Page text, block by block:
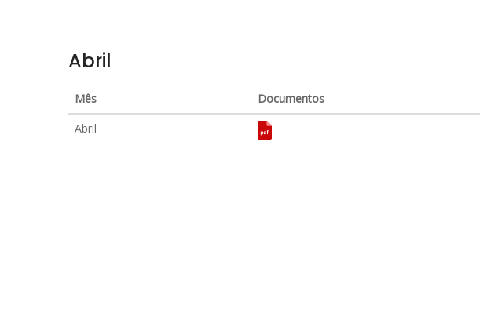
Abril
Mês
Documentos
Abril